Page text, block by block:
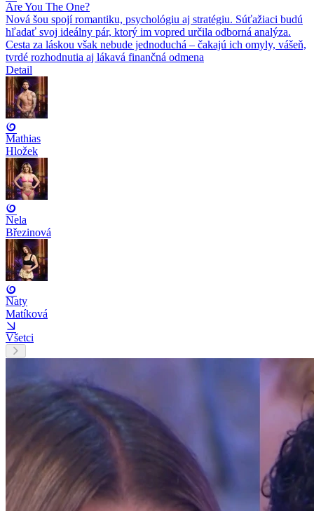
Are You The One?
Nová šou spojí romantiku, psychológiu aj stratégiu. Súťažiaci budú
hľadať svoj ideálny pár, ktorý im vopred určila odborná analýza.
Cesta za láskou však nebude jednoduchá – čakajú ich omyly, vášeň,
tvrdé rozhodnutia aj lákavá finančná odmena
Detail
Mathias
Hložek
Nela
Březinová
Naty
Matíková
Všetci